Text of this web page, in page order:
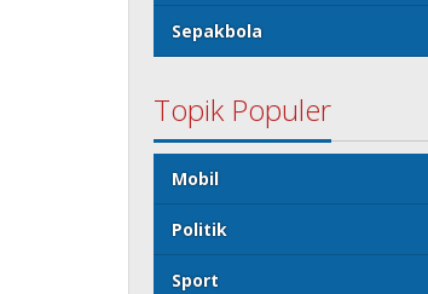
Sepakbola
Topik Populer
Mobil
Politik
Sport